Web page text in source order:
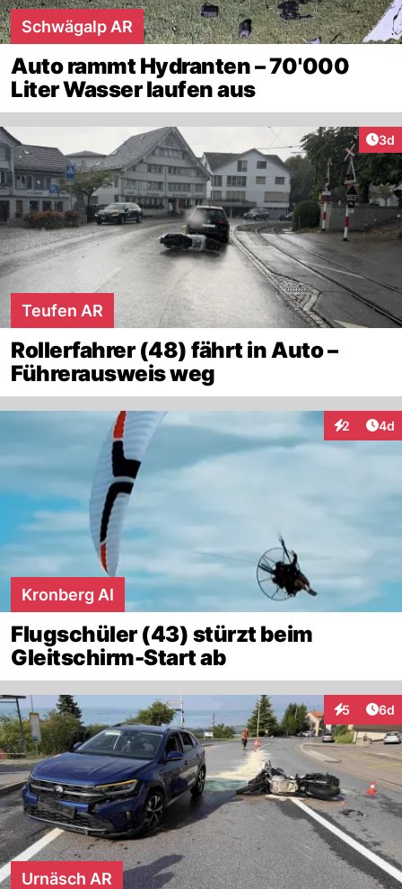
Schwägalp AR
Auto rammt Hydranten – 70'000
Liter Wasser laufen aus
3d
Teufen AR
Rollerfahrer (48) fährt in Auto –
Führerausweis weg
2 4d
Kronberg AI
Flugschüler (43) stürzt beim
Gleitschirm-Start ab
5 6d
Urnäsch AR